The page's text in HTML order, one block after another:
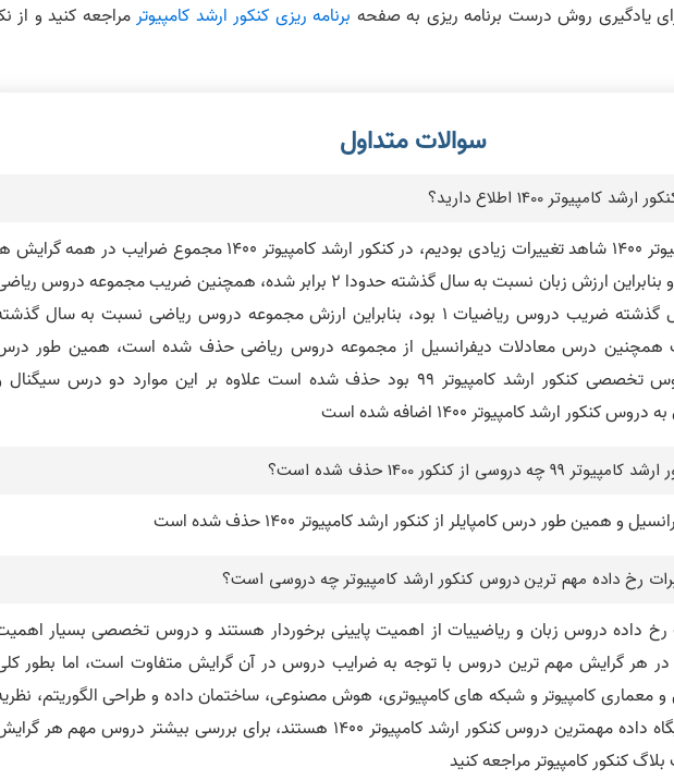
یادگیری روش درست برنامه ریزی به صفحه برنامه ریزی کنکور ارشد کامپیوترمراجعه کنید و از
کامپیوتر 1400 اطلاع دارید؟
در کنکور ارشد کامپیوتر 1400 شاهد تغییرات زیادی بودیم، در کنکور ارشد کامپیوتر 1400 مجموع ضرایب در همه
برابر 15 شده است و بنابراین ارزش زبان نسبت به سال گذشته حدودا 2 برابر شده، همچنین ضریب مجموعه دروس
دو شده است، سال گذشته ضریب دروس ریاضیات 1 بود، بنابراین ارزش مجموعه دروس ریاضی نسبت به سال
همچنین درس معادلات دیفرانسیل از مجموعه دروس ریاضی حذف شده است، همین طور
کامپایلر که جز دروس تخصصی کنکور ارشد کامپیوتر 99 بود حذف شده است علاوه بر این موارد دو درس
کنکور ارشد کامپیوتر 1400 اضافه شده است
دروسی از کنکور 1400 حذف شده است؟
همین طور درس کامپایلر از کنکور ارشد کامپیوتر 1400 حذف شده است
رخ داده مهم ترین دروس کنکور ارشد کامپیوتر چه دروسی است؟
رخ داده دروس زبان و ریاضییات از اهمیت پایینی برخوردار هستند و دروس تخصصی بسیار
در هر گرایش مهم ترین دروس با توجه به ضرایب دروس در آن گرایش متفاوت است، اما بطور
معماری کامپیوتر و شبکه های کامپیوتری، هوش مصنوعی، ساختمان داده و طراحی الگوریتم،
زبان و ماشین و پایگاه داده مهمترین دروس کنکور ارشد کامپیوتر 1400 هستند، برای بررسی بیشتر دروس مهم هر
کنکور کامپیوتر مراجعه کنید